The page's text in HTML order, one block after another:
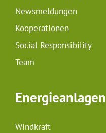
Newsmeldungen
Kooperationen
Social Responsibility
Team
Energieanlagen
Windkraft